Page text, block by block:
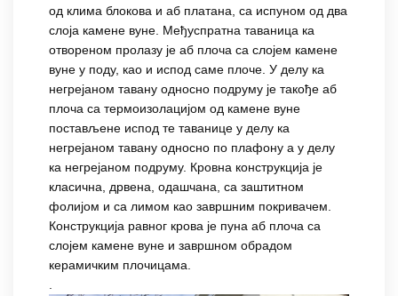
од клима блокова и аб платана, са испуном од два
слоја камене вуне. Међуспратна таваница ка
отвореном пролазу је аб плоча са слојем камене
вуне у поду, као и испод саме плоче. У делу ка
негрејаном тавану односно подруму је такође аб
плоча са термоизолацијом од камене вуне
постављене испод те таванице у делу ка
негрејаном тавану односно по плафону а у делу
ка негрејаном подруму. Кровна конструкција је
класична, дрвена, одашчана, са заштитном
фолијом и са лимом као завршним покривачем.
Конструкција равног крова је пуна аб плоча са
слојем камене вуне и завршном обрадом
керамичким плочицама.
.